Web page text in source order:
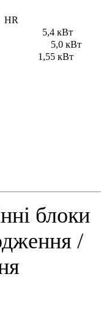
HR
5,4 кВт
5,0 кВт
1,55 кВт
блоки
/